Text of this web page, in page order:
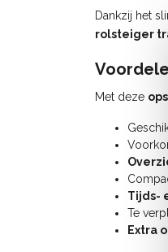
Dankzij het
rolsteiger
Met deze
Tijds-
Te
Extra